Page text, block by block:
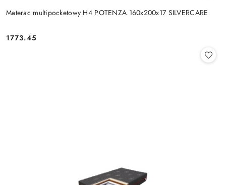
Materac multipocketowy H4 POTENZA 160x200x17 SILVERCARE
Cena:
1773.45